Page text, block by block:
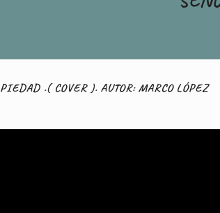
.( COVER ). AUTOR: MARCO LÓPEZ